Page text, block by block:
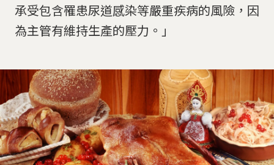
承受包含罹患尿道感染等嚴重疾病的風險，因
為主管有維持生產的壓力。」